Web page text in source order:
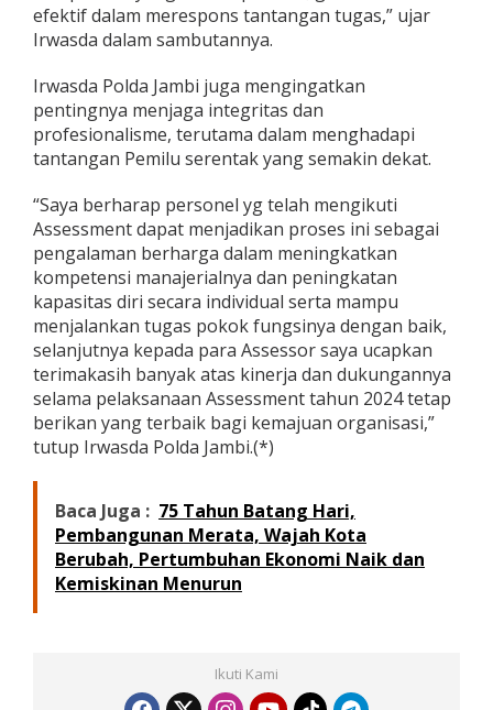
efektif dalam merespons tantangan tugas,” ujar
Irwasda dalam sambutannya.
Irwasda Polda Jambi juga mengingatkan
pentingnya menjaga integritas dan
profesionalisme, terutama dalam menghadapi
tantangan Pemilu serentak yang semakin dekat.
“Saya berharap personel yg telah mengikuti
Assessment dapat menjadikan proses ini sebagai
pengalaman berharga dalam meningkatkan
kompetensi manajerialnya dan peningkatan
kapasitas diri secara individual serta mampu
menjalankan tugas pokok fungsinya dengan baik,
selanjutnya kepada para Assessor saya ucapkan
terimakasih banyak atas kinerja dan dukungannya
selama pelaksanaan Assessment tahun 2024 tetap
berikan yang terbaik bagi kemajuan organisasi,”
tutup Irwasda Polda Jambi.(*)
Baca Juga : 75 Tahun Batang Hari,
Pembangunan Merata, Wajah Kota
Berubah, Pertumbuhan Ekonomi Naik dan
Kemiskinan Menurun
Ikuti Kami